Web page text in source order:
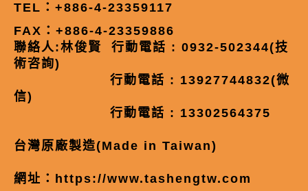
TEL：+886-4-23359117
FAX：+886-4-23359886
聯絡人:林俊賢 行動電話 : 0932-502344(技
術咨詢)
行動電話 : 13927744832(微
信)
行動電話 : 13302564375
台灣原廠製造(Made in Taiwan)
網址： https://www.tashengtw.com